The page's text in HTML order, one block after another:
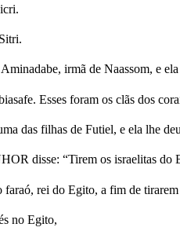
irmã de Naassom, e
Esses foram os clãs dos
das filhas de Futiel, e ela lhe
disse: “Tirem os israelitas do
rei do Egito, a fim de
no Egito,